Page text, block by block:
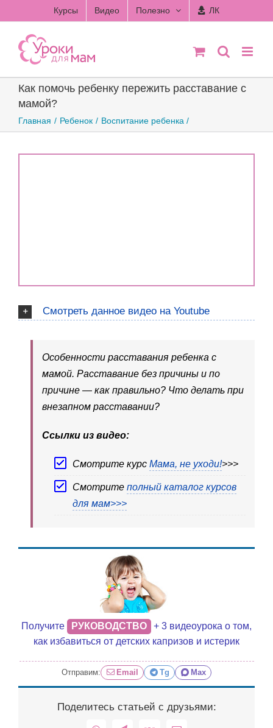
to
content
Курсы Видео Полезно ЛК
Как помочь ребенку пережить расставание с
мамой?
Главная Ребенок Воспитание ребенка
Смотреть данное видео на Youtube
Особенности расставания ребенка с
мамой. Расставание без причины и по
причине — как правильно? Что делать при
внезапном расставании?
Ссылки из видео:
Cмотрите курс Мама, не уходи!>>>
Cмотрите полный каталог курсов
для мам>>>
Получите РУКОВОДСТВО
+ 3 видеоурока о том,
как избавиться от детских капризов и истерик
Отправим: Email Tg Max
Поделитесь статьей с друзьями: